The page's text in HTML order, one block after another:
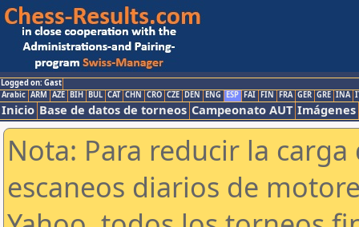
Logged on: Gast
Arabic ARM AZE BIH BUL CAT CHN CRO CZE DEN ENG ESP FAI FIN FRA GER GRE INA
Inicio Base de datos de torneos Campeonato AUT Imágenes
Nota: Para reducir la
escaneos diarios de